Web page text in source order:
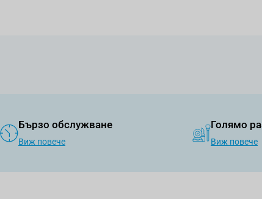
Бързо обслужване
Виж повече
Голямо
Виж повече